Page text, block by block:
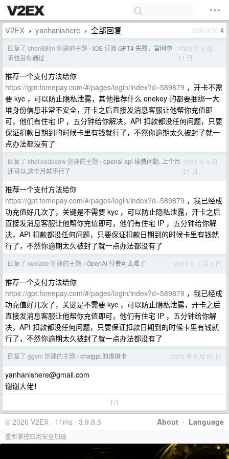
V2EX › yanhanishere › 全部回复 回复总数 4
回复了 chen88ijn 创建的主题 › iOS 订阅 GPT4 失败，官网申
诉也没有通过
2023 年 9 月
21 日
推荐一个支付方法给你
https://gpt.fomepay.com/#/pages/login/index?d=589879 ，开卡不需
要 kyc ，可以防止隐私泄露，其他推荐什么 onekey 的都要捆绑一大
堆身份信息非常不安全，开卡之后直接发消息客服让他帮你充值即
可，他们有住宅 IP ，五分钟给你解决，API 扣款都没任何问题，只要
保证扣款日期到的时候卡里有钱就行了，不然你逾期太久被封了就一
点办法都没有了
回复了 shellcodecow 创建的主题 › openai api 续费问题, 上个月
还可以,这个月就不行了
2023 年 9 月
21 日
推荐一个支付方法给你
https://gpt.fomepay.com/#/pages/login/index?d=589879 ，我已经成
功充值好几次了，关键是不需要 kyc ，可以防止隐私泄露，开卡之后
直接发消息客服让他帮你充值即可，他们有住宅 IP ，五分钟给你解
决，API 扣款都没任何问题，只要保证扣款日期到的时候卡里有钱就
行了，不然你逾期太久被封了就一点办法都没有了
回复了 xuxiake 创建的主题 › OpenAI 付费可太难了 2023 年 7 月 5 日
推荐一个支付方法给你
https://gpt.fomepay.com/#/pages/login/index?d=589879 ，我已经成
功充值好几次了，关键是不需要 kyc ，可以防止隐私泄露，开卡之后
直接发消息客服让他帮你充值即可，他们有住宅 IP ，五分钟给你解
决，API 扣款都没任何问题，只要保证扣款日期到的时候卡里有钱就
行了，不然你逾期太久被封了就一点办法都没有了
回复了 ggvm 创建的主题 › chatgpt 的虚拟卡 2023 年 5 月 22 日
yanhanishere@gmail.com
谢谢大佬！
1/1
About · Language
© 2026 V2EX · 11ms · 3.9.8.5
重新掌控应用安全加速